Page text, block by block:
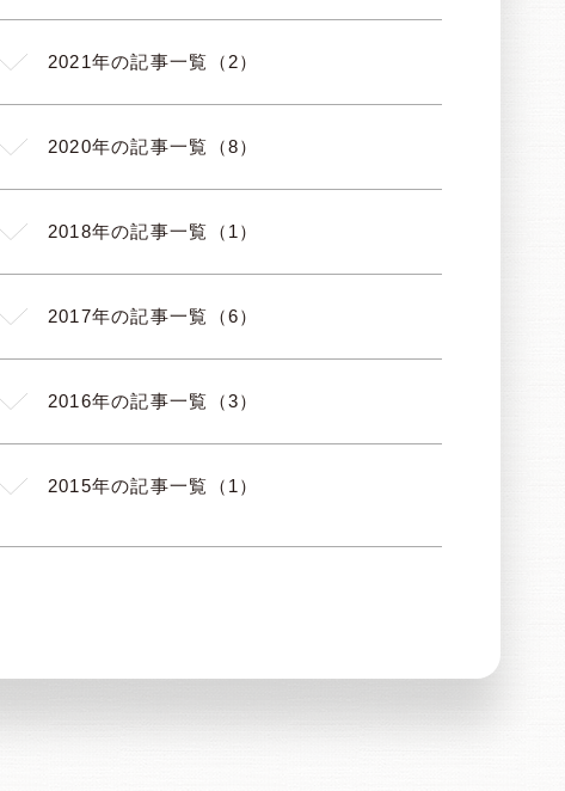
2021年の記事一覧（2）
2020年の記事一覧（8）
2018年の記事一覧（1）
2017年の記事一覧（6）
2016年の記事一覧（3）
2015年の記事一覧（1）